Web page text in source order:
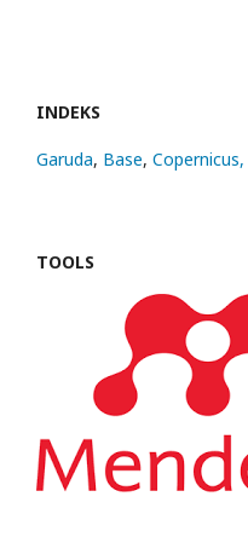
INDEKS
Garuda, Base, Copernicus,
TOOLS